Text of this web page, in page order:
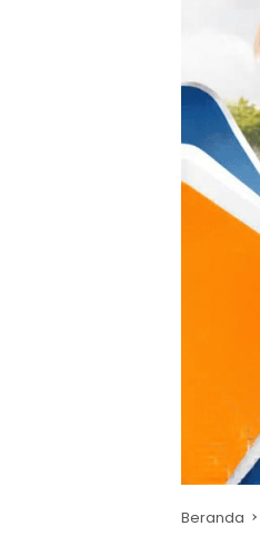
Beranda